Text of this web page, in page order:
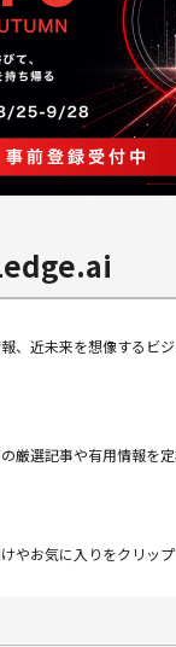
、近未来を想像するビ
厳選記事や有用情報を
やお気に入りをクリッ